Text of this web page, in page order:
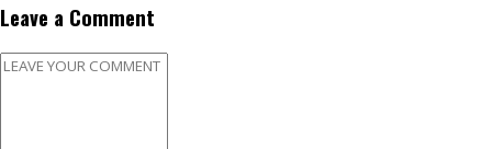
Leave a Comment